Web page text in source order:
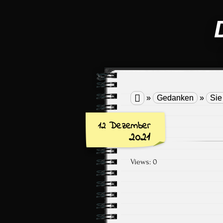
 » Gedanken »
12 Dezember
2021
Views: 0